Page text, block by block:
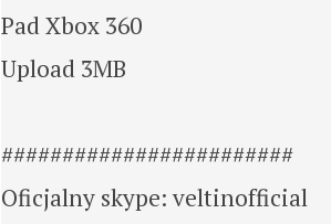
Pad Xbox 360
Upload 3MB
########################
Oficjalny skype: veltinofficial